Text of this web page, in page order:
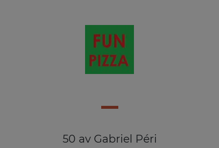
50 av Gabriel Péri